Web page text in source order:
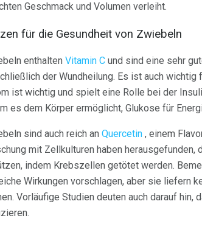
Geschmack und Volumen verleiht.
für die Gesundheit von Zwiebeln
enthalten Vitamin C und sind eine sehr
der Wundheilung. Es ist auch
ist wichtig und spielt eine Rolle bei der
es dem Körper ermöglicht, Glukose für
sind auch reich an Quercetin , einem
mit Zellkulturen haben
indem Krebszellen getötet werden.
Wirkungen vorschlagen, aber sie liefern
Vorläufige Studien deuten auch darauf